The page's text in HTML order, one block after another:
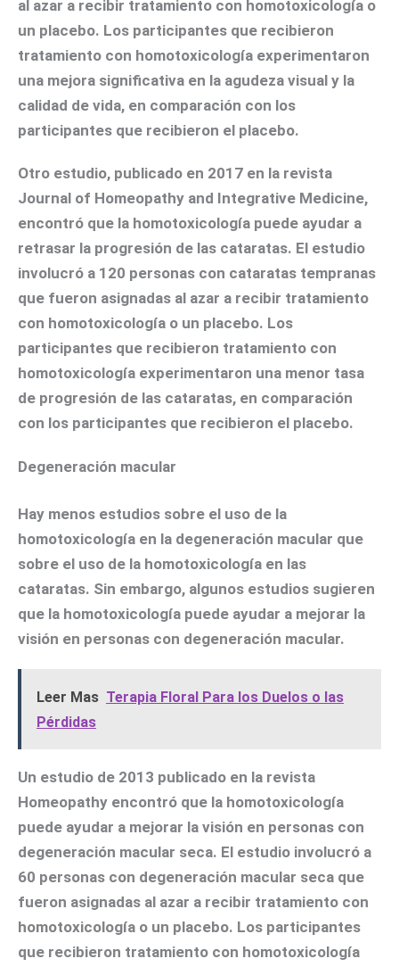
al azar a recibir tratamiento con homotoxicología o
un placebo. Los participantes que recibieron
tratamiento con homotoxicología experimentaron
una mejora significativa en la agudeza visual y la
calidad de vida, en comparación con los
participantes que recibieron el placebo.
Otro estudio, publicado en 2017 en la revista
Journal of Homeopathy and Integrative Medicine,
encontró que la homotoxicología puede ayudar a
retrasar la progresión de las cataratas. El estudio
involucró a 120 personas con cataratas tempranas
que fueron asignadas al azar a recibir tratamiento
con homotoxicología o un placebo. Los
participantes que recibieron tratamiento con
homotoxicología experimentaron una menor tasa
de progresión de las cataratas, en comparación
con los participantes que recibieron el placebo.
Degeneración macular
Hay menos estudios sobre el uso de la
homotoxicología en la degeneración macular que
sobre el uso de la homotoxicología en las
cataratas. Sin embargo, algunos estudios sugieren
que la homotoxicología puede ayudar a mejorar la
visión en personas con degeneración macular.
Leer Mas Terapia Floral Para los Duelos o las
Pérdidas
Un estudio de 2013 publicado en la revista
Homeopathy encontró que la homotoxicología
puede ayudar a mejorar la visión en personas con
degeneración macular seca. El estudio involucró a
60 personas con degeneración macular seca que
fueron asignadas al azar a recibir tratamiento con
homotoxicología o un placebo. Los participantes
que recibieron tratamiento con homotoxicología